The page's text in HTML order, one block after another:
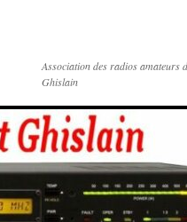
Association des radios amateurs
Ghislain